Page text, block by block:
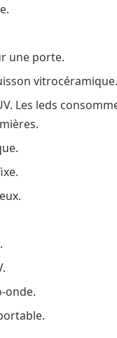
une porte.
vitrocéramique.
Les leds
onde.